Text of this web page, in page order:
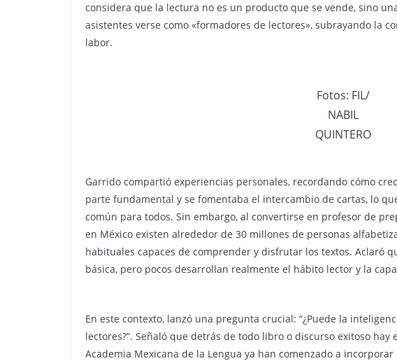
considera que la lectura no es un producto que se vende, sino
asistentes verse como «formadores de lectores», subrayando la
labor.
Fotos: FIL/
NABIL
QUINTERO
Garrido compartió experiencias personales, recordando cómo
parte fundamental y se fomentaba el intercambio de cartas, lo
común para todos. Sin embargo, al convertirse en profesor de
en México existen alrededor de 30 millones de personas
habituales capaces de comprender y disfrutar los textos. Aclaró
básica, pero pocos desarrollan realmente el hábito lector y la
En este contexto, lanzó una pregunta crucial: “¿Puede la
lectores?”. Señaló que detrás de todo libro o discurso exitoso
Academia Mexicana de la Lengua ya han comenzado a